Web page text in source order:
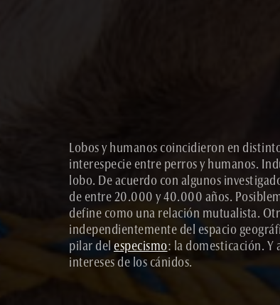
Lobos y humanos coincidieron en
interespecie entre perros y humanos.
lobo. De acuerdo con algunos
de entre 20.000 y 40.000 años.
define como una relación mutualista.
independientemente del espacio
pilar del especismo: la domesticación. Y
intereses de los cánidos.